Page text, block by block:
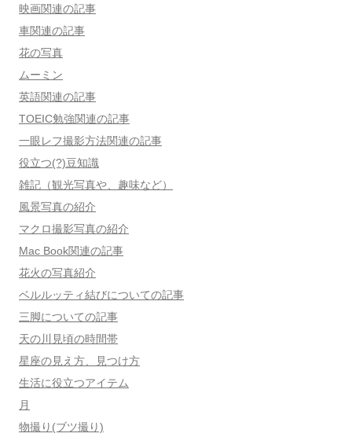
映画関連の記事
車関連の記事
花の写真
ムーミン
英語関連の記事
TOEIC勉強関連の記事
一眼レフ撮影方法関連の記事
役立つ(?)豆知識
雑記（観光写真や、趣味など）
風景写真の紹介
マクロ撮影写真の紹介
Mac Book関連の記事
花火の写真紹介
ベルルッティ結びについての記事
三脚についての記事
天の川見頃の時間帯
星座の見え方、見つけ方
生活に役立つアイテム
月
物撮り(ブツ撮り)